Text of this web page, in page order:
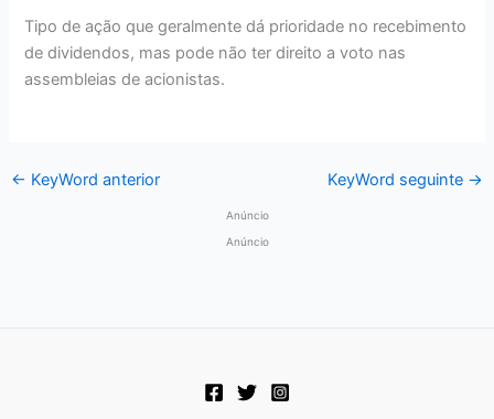
Tipo de ação que geralmente dá prioridade no recebimento
de dividendos, mas pode não ter direito a voto nas
assembleias de acionistas.
← KeyWord anterior KeyWord seguinte →
Anúncio
Anúncio